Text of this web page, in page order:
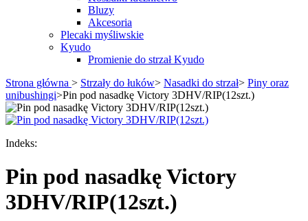
Bluzy
Akcesoria
Plecaki myśliwskie
Kyudo
Promienie do strzał Kyudo
Strona główna > Strzały do łuków> Nasadki do strzał> Piny oraz
unibushingi>Pin pod nasadkę Victory 3DHV/RIP(12szt.)
Indeks:
Pin pod nasadkę Victory
3DHV/RIP(12szt.)